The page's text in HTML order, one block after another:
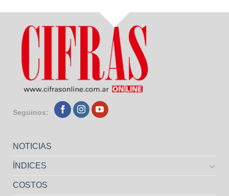
Seguinos:
NOTICIAS
ÍNDICES
COSTOS